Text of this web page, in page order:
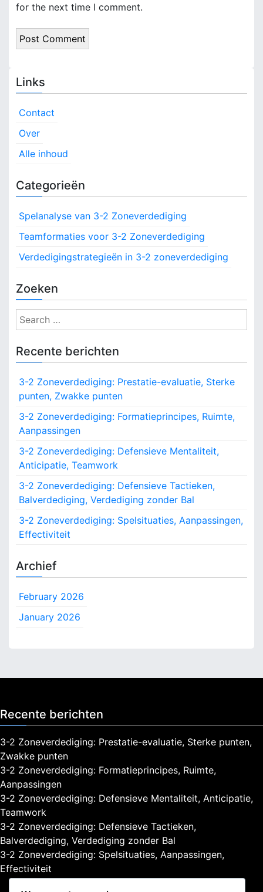
for the next time I comment.
Links
Contact
Over
Alle inhoud
Categorieën
Spelanalyse van 3-2 Zoneverdediging
Teamformaties voor 3-2 Zoneverdediging
Verdedigingstrategieën in 3-2 zoneverdediging
Zoeken
S
e
r
h
o
Recente berichten
3-2 Zoneverdediging: Prestatie-evaluatie, Sterke
punten, Zwakke punten
3-2 Zoneverdediging: Formatieprincipes, Ruimte,
Aanpassingen
3-2 Zoneverdediging: Defensieve Mentaliteit,
Anticipatie, Teamwork
3-2 Zoneverdediging: Defensieve Tactieken,
Balverdediging, Verdediging zonder Bal
3-2 Zoneverdediging: Spelsituaties, Aanpassingen,
Effectiviteit
Archief
February 2026
January 2026
Recente berichten
3-2 Zoneverdediging: Prestatie-evaluatie, Sterke punten,
Zwakke punten
3-2 Zoneverdediging: Formatieprincipes, Ruimte,
Aanpassingen
3-2 Zoneverdediging: Defensieve Mentaliteit, Anticipatie,
Teamwork
3-2 Zoneverdediging: Defensieve Tactieken,
Balverdediging, Verdediging zonder Bal
3-2 Zoneverdediging: Spelsituaties, Aanpassingen,
Effectiviteit